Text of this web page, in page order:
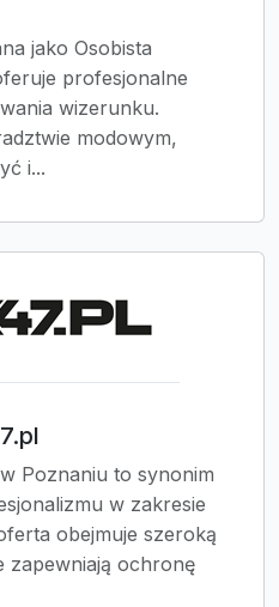
jako Osobista
profesjonalne
wizerunku.
modowym,
i...
Poznaniu to synonim
w zakresie
obejmuje szeroką
zapewniają ochronę